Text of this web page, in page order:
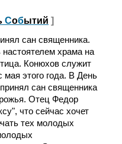
Событий ]
сан священника.
настоятелем храма на
Конюхов служит
мая этого года. В День
сан священника
Отец Федор
что сейчас хочет
тех молодых